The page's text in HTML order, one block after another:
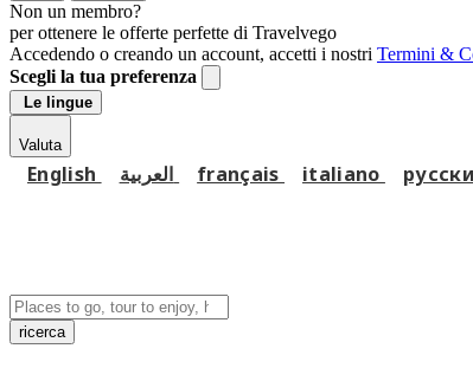
Non un membro?
per ottenere le offerte perfette di Travelvego
Accedendo o creando un account, accetti i nostri Termini &
Scegli la tua preferenza
Le lingue
Valuta
English français italiano
ricerca